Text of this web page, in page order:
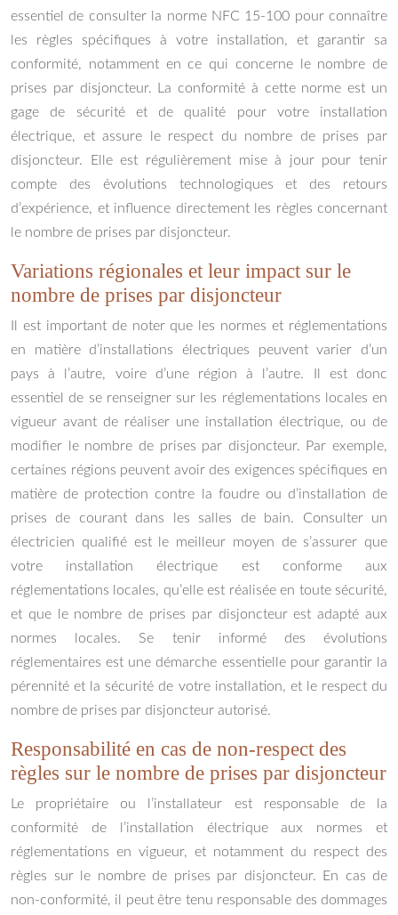
essentiel de consulter la norme NFC 15-100 pour connaître
les règles spécifiques à votre installation, et garantir sa
conformité, notamment en ce qui concerne le nombre de
prises par disjoncteur. La conformité à cette norme est un
gage de sécurité et de qualité pour votre installation
électrique, et assure le respect du nombre de prises par
disjoncteur. Elle est régulièrement mise à jour pour tenir
compte des évolutions technologiques et des retours
d’expérience, et influence directement les règles concernant
le nombre de prises par disjoncteur.
Variations régionales et leur impact sur le
nombre de prises par disjoncteur
Il est important de noter que les normes et réglementations
en matière d’installations électriques peuvent varier d’un
pays à l’autre, voire d’une région à l’autre. Il est donc
essentiel de se renseigner sur les réglementations locales en
vigueur avant de réaliser une installation électrique, ou de
modifier le nombre de prises par disjoncteur. Par exemple,
certaines régions peuvent avoir des exigences spécifiques en
matière de protection contre la foudre ou d’installation de
prises de courant dans les salles de bain. Consulter un
électricien qualifié est le meilleur moyen de s’assurer que
votre installation électrique est conforme aux
réglementations locales, qu’elle est réalisée en toute sécurité,
et que le nombre de prises par disjoncteur est adapté aux
normes locales. Se tenir informé des évolutions
réglementaires est une démarche essentielle pour garantir la
pérennité et la sécurité de votre installation, et le respect du
nombre de prises par disjoncteur autorisé.
Responsabilité en cas de non-respect des
règles sur le nombre de prises par disjoncteur
Le propriétaire ou l’installateur est responsable de la
conformité de l’installation électrique aux normes et
réglementations en vigueur, et notamment du respect des
règles sur le nombre de prises par disjoncteur. En cas de
non-conformité, il peut être tenu responsable des dommages